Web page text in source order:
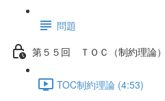
問題
第５５回 ＴＯＣ（制約理論）
TOC制約理論 (4:53)